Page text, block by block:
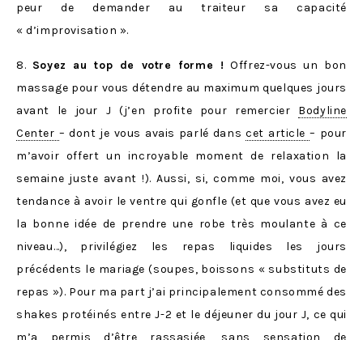
peur de demander au traiteur sa capacité
« d’improvisation ».
8. Soyez au top de votre forme ! Offrez-vous un bon
massage pour vous détendre au maximum quelques jours
avant le jour J (j’en profite pour remercier Bodyline
Center – dont je vous avais parlé danscet article– pour
m’avoir offert un incroyable moment de relaxation la
semaine juste avant !). Aussi, si, comme moi, vous avez
tendance à avoir le ventre qui gonfle (et que vous avez eu
la bonne idée de prendre une robe très moulante à ce
niveau…), privilégiez les repas liquides les jours
précédents le mariage (soupes, boissons « substituts de
repas »). Pour ma part j’ai principalement consommé des
shakes protéinés entre J-2 et le déjeuner du jour J, ce qui